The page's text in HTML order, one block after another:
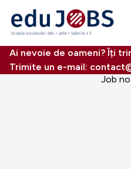
Ai nevoie de oameni? Îți
Trimite un e-mail:
Job